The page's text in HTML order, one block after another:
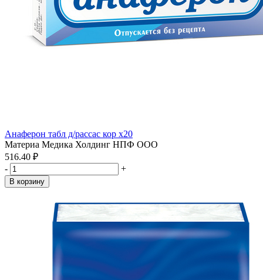
Анаферон табл д/рассас кор x20
Материа Медика Холдинг НПФ ООО
516.40 ₽
-
+
В корзину